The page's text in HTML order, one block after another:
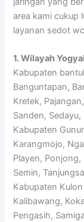
area kami cukup
layanan sedot
1. Wilayah
Kabupaten
Banguntapan,
Kretek,
Sanden,
Kabupaten
Karangmojo,
Playen,
Semin,
Kabupaten
Kalibawang,
Pengasih,